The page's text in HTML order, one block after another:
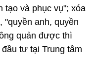
tạo và phục vụ"; xóa
"quyền anh, quyền
quản được thì
tư tại Trung tâm